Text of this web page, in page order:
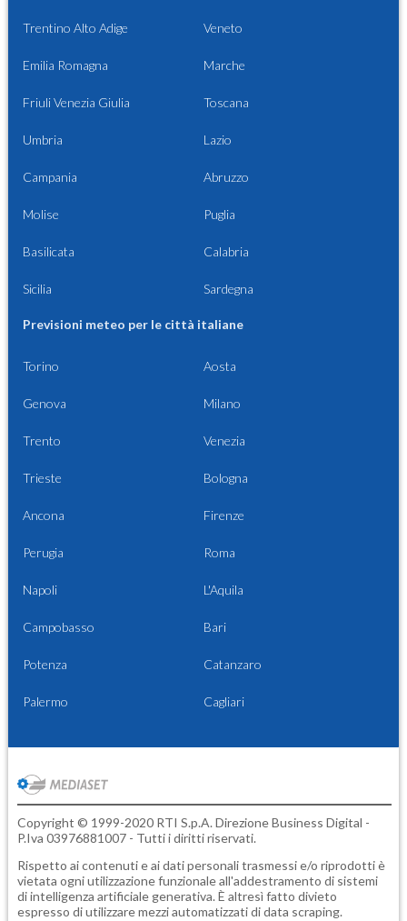
Trentino Alto Adige Veneto
Emilia Romagna Marche
Friuli Venezia Giulia Toscana
Umbria Lazio
Campania Abruzzo
Molise Puglia
Basilicata Calabria
Sicilia Sardegna
Previsioni meteo per le città italiane
Torino Aosta
Genova Milano
Trento Venezia
Trieste Bologna
Ancona Firenze
Perugia Roma
Napoli L'Aquila
Campobasso Bari
Potenza Catanzaro
Palermo Cagliari
Copyright © 1999-2020 RTI S.p.A. Direzione Business Digital -
P.Iva 03976881007 - Tutti i diritti riservati.
Rispetto ai contenuti e ai dati personali trasmessi e/o riprodotti è
vietata ogni utilizzazione funzionale all'addestramento di sistemi
di intelligenza artificiale generativa. È altresì fatto divieto
espresso di utilizzare mezzi automatizzati di data scraping.